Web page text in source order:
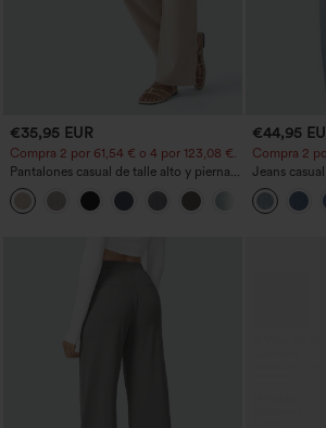
€35,95 EUR
Compra 2 por 61,54 € o 4 por 123,08 €.
Pantalones casual de talle alto y pierna
recta con tacto de lino y bolsillos
+5
€44,95
Compra 2
Jeans
bolsillos